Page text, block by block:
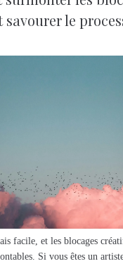
le
facile, et les blocages
Si vous êtes un